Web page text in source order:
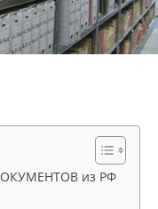
из РФ